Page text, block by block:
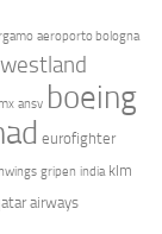
aeroporto bologna
ansv boeing
eurofighter
gripen india klm
airways